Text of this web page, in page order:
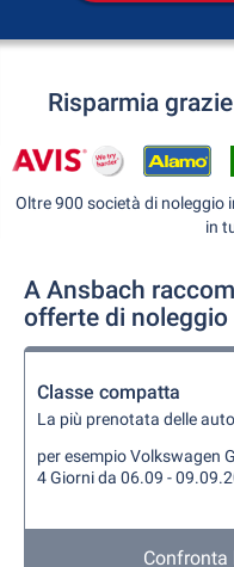
Risparmia
Oltre 900 società di noleggio
in
A Ansbach
offerte di noleggio
Classe compatta
La più prenotata delle
per esempio Volkswagen
4 Giorni da 06.09 -
Confronta